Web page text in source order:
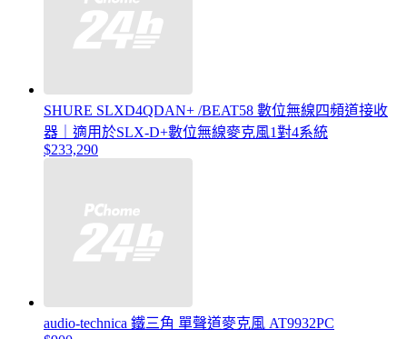
SHURE SLXD4QDAN+ /BEAT58 數位無線四頻道接收
器｜適用於SLX-D+數位無線麥克風1對4系統
$233,290
audio-technica 鐵三角 單聲道麥克風 AT9932PC